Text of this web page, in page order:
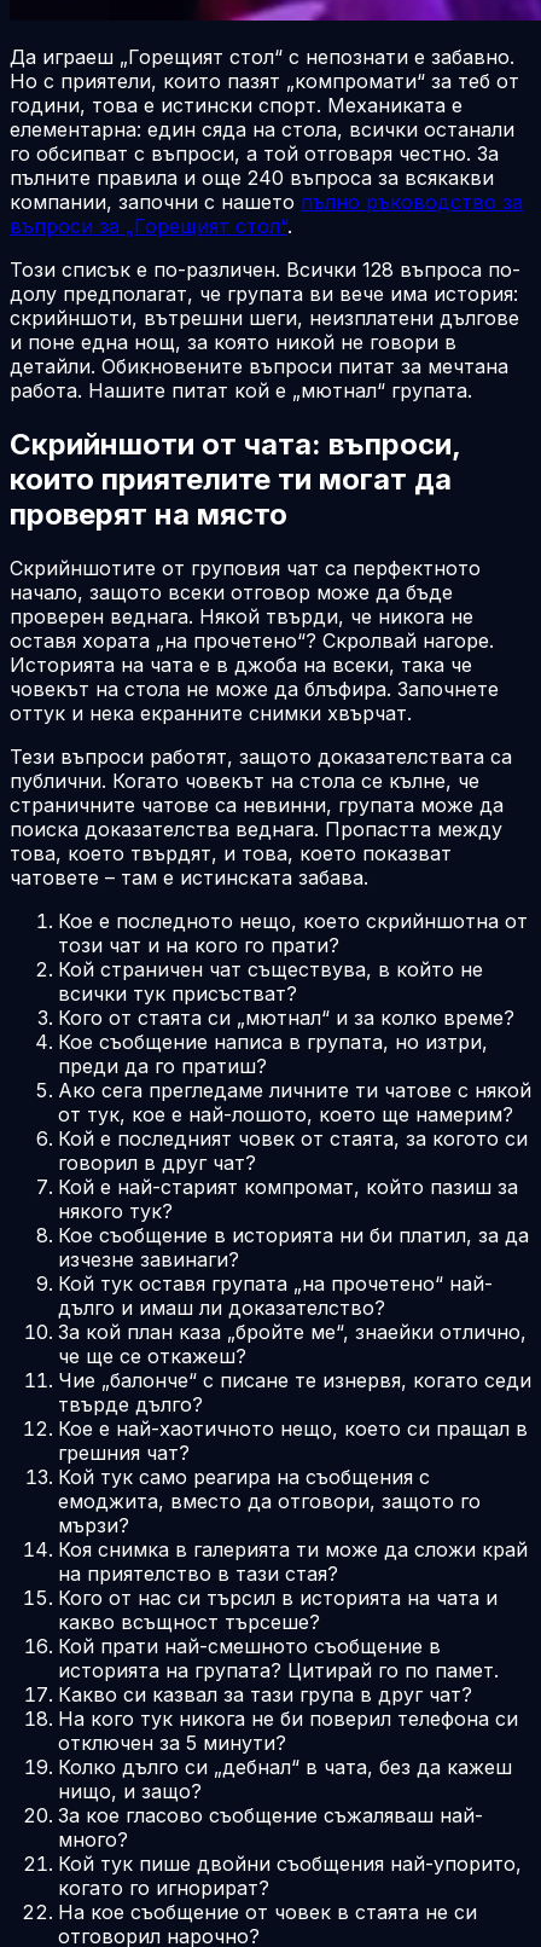
Да играеш „Горещият стол“ с непознати е забавно.
Но с приятели, които пазят „компромати“ за теб от
години, това е истински спорт. Механиката е
елементарна: един сяда на стола, всички останали
го обсипват с въпроси, а той отговаря честно. За
пълните правила и още 240 въпроса за всякакви
компании, започни с нашето пълно ръководство за
въпроси за „Горещият стол“.
Този списък е по-различен. Всички 128 въпроса по-
долу предполагат, че групата ви вече има история:
скрийншоти, вътрешни шеги, неизплатени дългове
и поне една нощ, за която никой не говори в
детайли. Обикновените въпроси питат за мечтана
работа. Нашите питат кой е „мютнал“ групата.
Скрийншоти от чата: въпроси,
които приятелите ти могат да
проверят на място
Скрийншотите от груповия чат са перфектното
начало, защото всеки отговор може да бъде
проверен веднага. Някой твърди, че никога не
оставя хората „на прочетено“? Скролвай нагоре.
Историята на чата е в джоба на всеки, така че
човекът на стола не може да блъфира. Започнете
оттук и нека екранните снимки хвърчат.
Тези въпроси работят, защото доказателствата са
публични. Когато човекът на стола се кълне, че
страничните чатове са невинни, групата може да
поиска доказателства веднага. Пропастта между
това, което твърдят, и това, което показват
чатовете – там е истинската забава.
Кое е последното нещо, което скрийншотна от
този чат и на кого го прати?
Кой страничен чат съществува, в който не
всички тук присъстват?
Кого от стаята си „мютнал“ и за колко време?
Кое съобщение написа в групата, но изтри,
преди да го пратиш?
Ако сега прегледаме личните ти чатове с някой
от тук, кое е най-лошото, което ще намерим?
Кой е последният човек от стаята, за когото си
говорил в друг чат?
Кой е най-старият компромат, който пазиш за
някого тук?
Кое съобщение в историята ни би платил, за да
изчезне завинаги?
Кой тук оставя групата „на прочетено“ най-
дълго и имаш ли доказателство?
За кой план каза „бройте ме“, знаейки отлично,
че ще се откажеш?
Чие „балонче“ с писане те изнервя, когато седи
твърде дълго?
Кое е най-хаотичното нещо, което си пращал в
грешния чат?
Кой тук само реагира на съобщения с
емоджита, вместо да отговори, защото го
мързи?
Коя снимка в галерията ти може да сложи край
на приятелство в тази стая?
Кого от нас си търсил в историята на чата и
какво всъщност търсеше?
Кой прати най-смешното съобщение в
историята на групата? Цитирай го по памет.
Какво си казвал за тази група в друг чат?
На кого тук никога не би поверил телефона си
отключен за 5 минути?
Колко дълго си „дебнал“ в чата, без да кажеш
нищо, и защо?
За кое гласово съобщение съжаляваш най-
много?
Кой тук пише двойни съобщения най-упорито,
когато го игнорират?
На кое съобщение от човек в стаята не си
отговорил нарочно?